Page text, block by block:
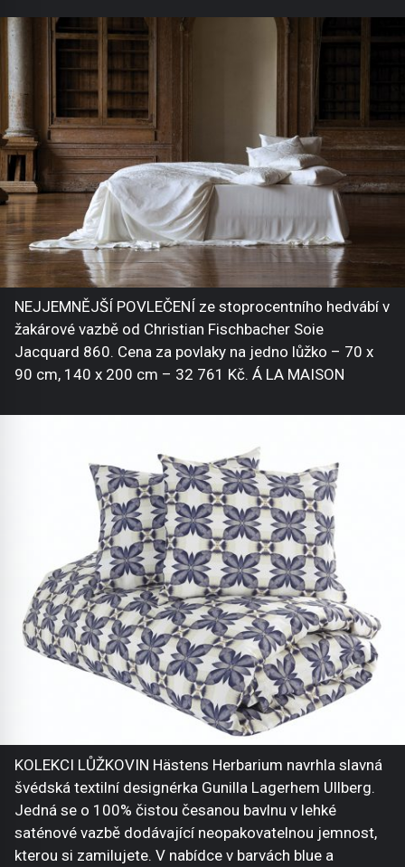
NEJJEMNĚJŠÍ POVLEČENÍ ze stoprocentního hedvábí v
žakárové vazbě od Christian Fischbacher Soie
Jacquard 860. Cena za povlaky na jedno lůžko – 70 x
90 cm, 140 x 200 cm – 32 761 Kč. Á LA MAISON
KOLEKCI LŮŽKOVIN Hästens Herbarium navrhla slavná
švédská textilní designérka Gunilla Lagerhem Ullberg.
Jedná se o 100% čistou česanou bavlnu v lehké
saténové vazbě dodávající neopakovatelnou jemnost,
kterou si zamilujete. V nabídce v barvách blue a